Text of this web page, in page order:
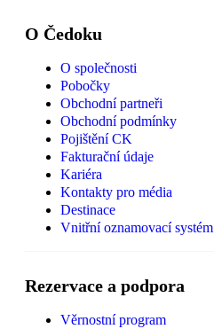
O Čedoku
O společnosti
Pobočky
Obchodní partneři
Obchodní podmínky
Pojištění CK
Fakturační údaje
Kariéra
Kontakty pro média
Destinace
Vnitřní oznamovací systém
Rezervace a podpora
Věrnostní program